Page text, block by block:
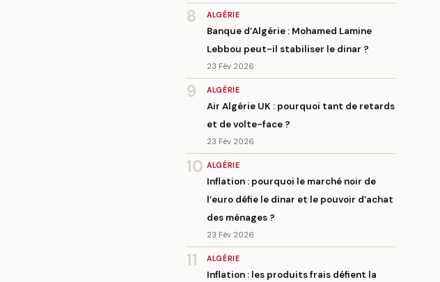
8 ALGÉRIE
Banque d’Algérie : Mohamed Lamine
Lebbou peut-il stabiliser le dinar ?
23 Fév 2026
9 ALGÉRIE
Air Algérie UK : pourquoi tant de retards
et de volte-face ?
23 Fév 2026
10 ALGÉRIE
Inflation : pourquoi le marché noir de
l’euro défie le dinar et le pouvoir d’achat
des ménages ?
23 Fév 2026
11 ALGÉRIE
Inflation : les produits frais défient la